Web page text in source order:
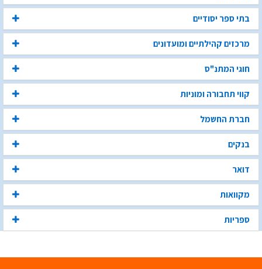
בתי ספר יסודיים
מרכזים קהילתיים ומועדונים
חוגי המתנ"ס
קווי תחבורה ומוניות
חברת החשמל
בנקים
דואר
מקוואות
ספריות